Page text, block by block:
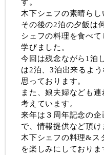
す。
木下シェフの素晴らし
その後の2泊の夕飯は
シェフの料理を食べ
学びました。
今回は残念ながら1泊
は2泊、3泊出来るよ
思っております。
また、娘夫婦なども
考えています。
来年は３周年記念の
で、情報提供など頂け
木下シェフの料理&ス
を楽しみにしておりま